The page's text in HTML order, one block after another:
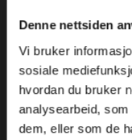
Denne nettsiden
Vi bruker
sosiale
hvordan du bruker
analysearbeid,
dem, eller som de
Personvern
Holtegata 26, 0355
Telefon: +47 22 92
E-post:
Nyttige lenker